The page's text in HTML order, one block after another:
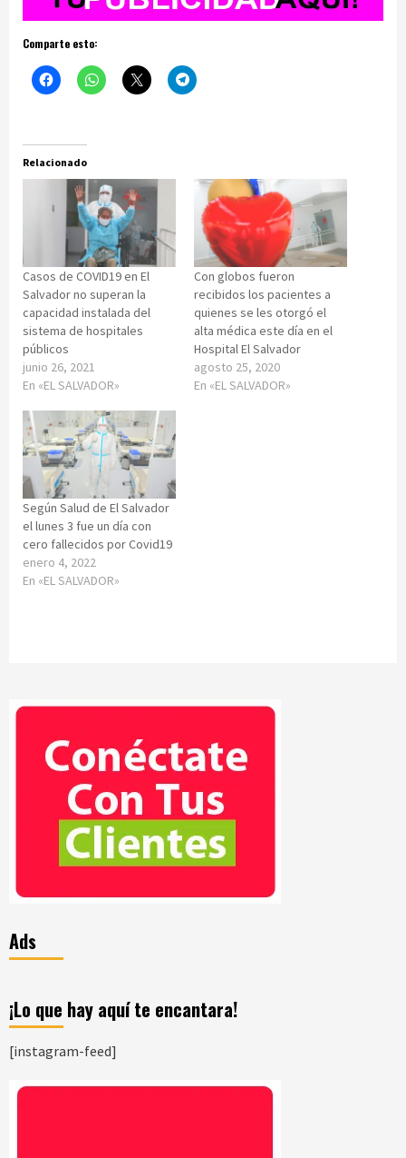
Comparte esto:
Relacionado
Casos de COVID19 en El
Salvador no superan la
capacidad instalada del
sistema de hospitales
públicos
junio 26, 2021
En «EL SALVADOR»
Con globos fueron
recibidos los pacientes a
quienes se les otorgó el
alta médica este día en el
Hospital El Salvador
agosto 25, 2020
En «EL SALVADOR»
Según Salud de El Salvador
el lunes 3 fue un día con
cero fallecidos por Covid19
enero 4, 2022
En «EL SALVADOR»
Ads
¡Lo que hay aquí te encantara!
[instagram-feed]